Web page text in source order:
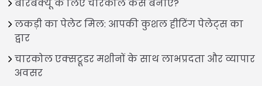
बारबेक्यू के लिए चारकोल कैसे बनाएं?
लकड़ी का पेलेट मिल: आपकी कुशल हीटिंग पेलेट्स का
द्वार
चारकोल एक्सट्रूडर मशीनों के साथ लाभप्रदता और व्यापार
अवसर